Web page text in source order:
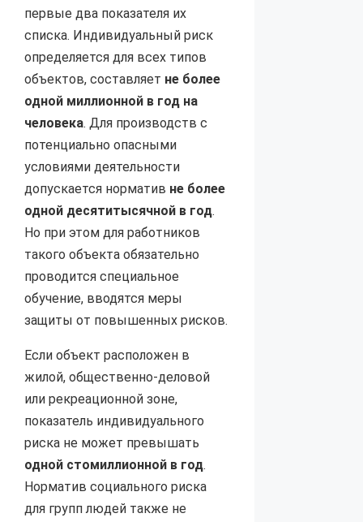
первые два показателя их
списка. Индивидуальный риск
определяется для всех типов
объектов, составляет не более
одной миллионной в год на
человека. Для производств с
потенциально опасными
условиями деятельности
допускается норматив не более
одной десятитысячной в год.
Но при этом для работников
такого объекта обязательно
проводится специальное
обучение, вводятся меры
защиты от повышенных рисков.
Если объект расположен в
жилой, общественно-деловой
или рекреационной зоне,
показатель индивидуального
риска не может превышать
одной стомиллионной в год.
Норматив социального риска
для групп людей также не